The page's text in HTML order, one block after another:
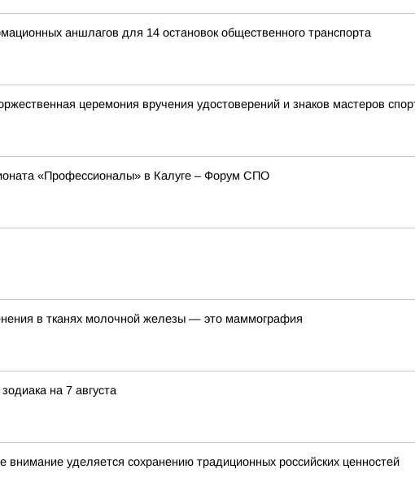
аншлагов для 14 остановок общественного транспорта
церемония вручения удостоверений и знаков мастеров
«Профессионалы» в Калуге – Форум СПО
в тканях молочной железы — это маммография
на 7 августа
внимание уделяется сохранению традиционных российских ценностей